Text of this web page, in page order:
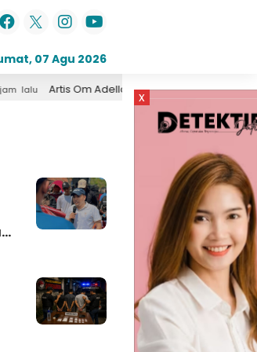
Opini Daerah
07 Agu 2026
Adella Asal Sumenep Madura Lusyana Jelita
x